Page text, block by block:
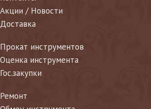
Акции / Новости
Доставка
Прокат инструментов
Оценка инструмента
Гос.закупки
Ремонт